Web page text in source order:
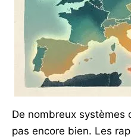
De nombreux systèmes
pas encore bien. Les